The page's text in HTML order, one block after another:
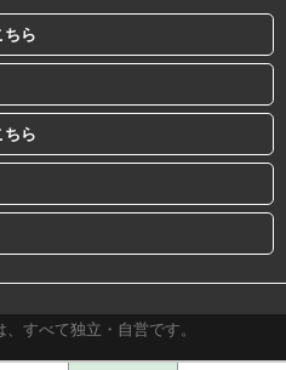
ちら
ちら
すべて独立・自営です。